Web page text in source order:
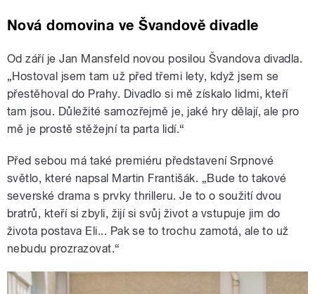
Nová domovina ve Švandově divadle
Od září je Jan Mansfeld novou posilou Švandova divadla.
„Hostoval jsem tam už před třemi lety, když jsem se
přestěhoval do Prahy. Divadlo si mě získalo lidmi, kteří
tam jsou. Důležité samozřejmě je, jaké hry dělají, ale pro
mě je prostě stěžejní ta parta lidí.“
Před sebou má také premiéru představení Srpnové
světlo, které napsal Martin Františák. „Bude to takové
severské drama s prvky thrilleru. Je to o soužití dvou
bratrů, kteří si zbyli, žijí si svůj život a vstupuje jim do
života postava Eli... Pak se to trochu zamotá, ale to už
nebudu prozrazovat.“